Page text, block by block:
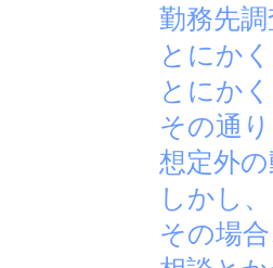
勤務先
とにか
とにか
その通
想定外
しかし
その場